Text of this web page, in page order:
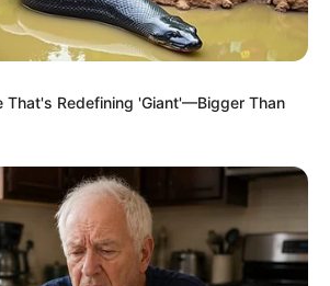
That's Redefining 'Giant'—Bigger Than